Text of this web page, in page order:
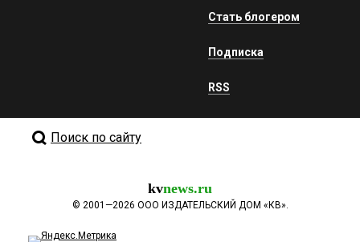
Стать блогером
Подписка
RSS
Поиск по сайту
kvnews.ru
© 2001—2026 ООО ИЗДАТЕЛЬСКИЙ ДОМ «КВ».